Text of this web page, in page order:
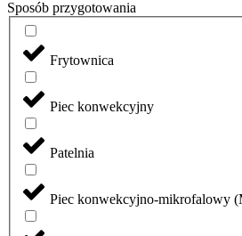
Sposób przygotowania
Frytownica
Piec konwekcyjny
Patelnia
Piec konwekcyjno-mikrofalowy